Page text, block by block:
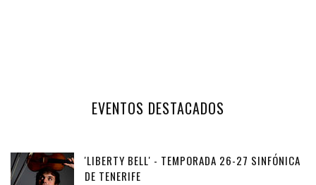
EVENTOS DESTACADOS
'LIBERTY BELL' - TEMPORADA 26-27 SINFÓNICA
DE TENERIFE